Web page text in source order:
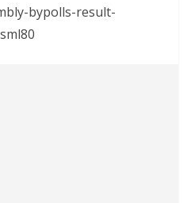
bypolls-result-